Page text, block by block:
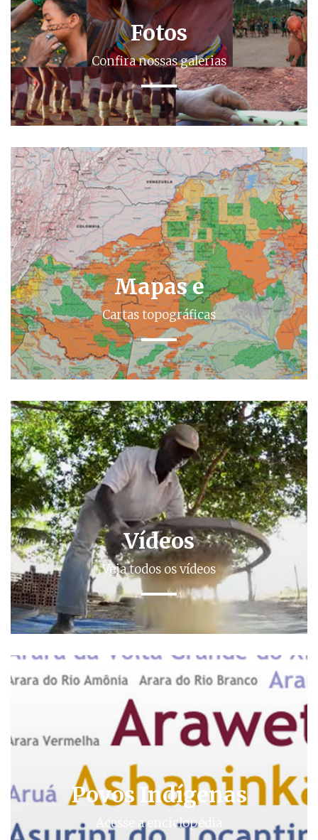
Fotos
Confira nossas galerias
Mapas e
Cartas topográficas
Vídeos
Veja todos os vídeos
Povos Indígenas
Acesse a enciclopédia